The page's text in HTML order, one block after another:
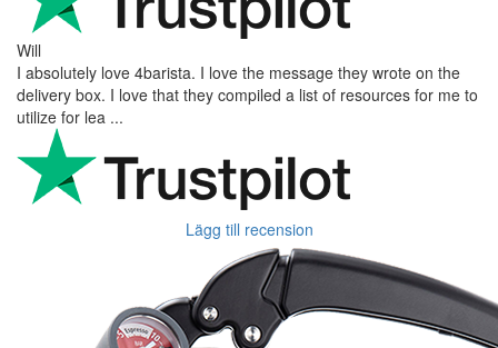
Will
I absolutely love 4barista. I love the message they wrote on the
delivery box. I love that they compiled a list of resources for me to
utilize for lea ...
Lägg till recension